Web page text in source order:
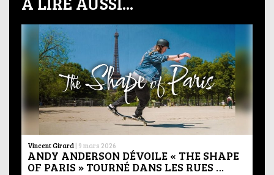
Vincent Girard | 9 mars 2026
ANDY ANDERSON DÉVOILE « THE SHAPE
OF PARIS » TOURNÉ DANS LES RUES …